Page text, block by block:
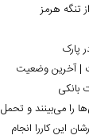
| آخرین وضعیت
بانکی
را می‌بینند و تحمل
این کاررا انجام